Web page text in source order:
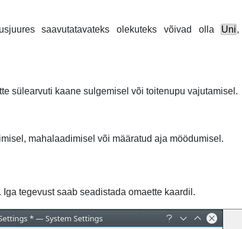
saavutatavateks olekuteks võivad olla Uni,
sülearvuti kaane sulgemisel või toitenupu vajutamisel.
mahalaadimisel või määratud aja möödumisel.
tegevust saab seadistada omaette kaardil.